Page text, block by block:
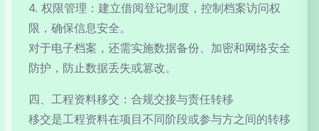
4. 权限管理：建立借阅登记制度，控制档案访问权
限，确保信息安全。
对于电子档案，还需实施数据备份、加密和网络安全
防护，防止数据丢失或篡改。
四、工程资料移交：合规交接与责任转移
移交是工程资料在项目不同阶段或参与方之间的转移